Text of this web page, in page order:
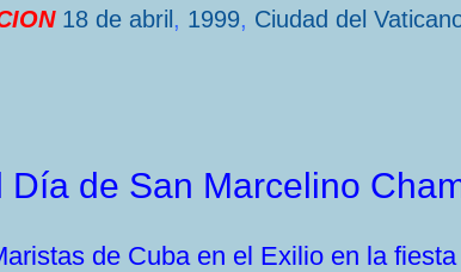
18 de abril , 1999, Ciudad del
Día de San Marcelino
de Cuba en el Exilio en la